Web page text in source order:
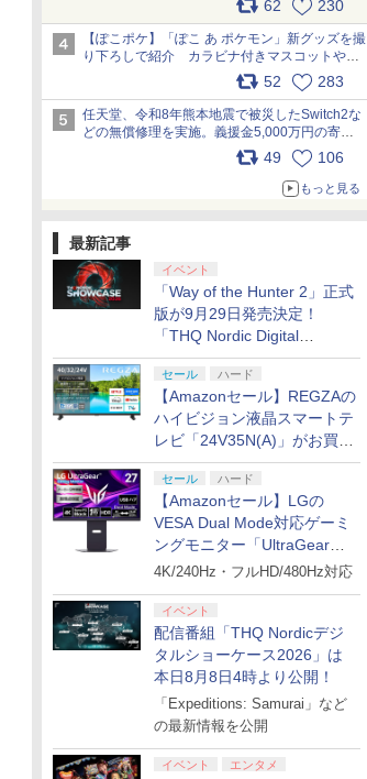
62 230
【ぽこポケ】「ぽこ あ ポケモン」新グッズを撮
り下ろしで紹介 カラビナ付きマスコットやス
52 283
任天堂、令和8年熊本地震で被災したSwitch2な
どの無償修理を実施。義援金5,000万円の寄付
も発表 pic.x.com/BAYsMfUfUC
49 106
もっと見る
最新記事
イベント
「Way of the Hunter 2」正式
版が9月29日発売決定！
「THQ Nordic Digital
Showcase 2026」まとめ
セール ハード
【Amazonセール】REGZAの
ハイビジョン液晶スマートテ
レビ「24V35N(A)」がお買い
得！
セール ハード
【Amazonセール】LGの
VESA Dual Mode対応ゲーミ
ングモニター「UltraGear
27G850A-B」がお買い得！
4K/240Hz・フルHD/480Hz対応
イベント
配信番組「THQ Nordicデジ
タルショーケース2026」は
本日8月8日4時より公開！
「Expeditions: Samurai」など
の最新情報を公開
イベント
エンタメ